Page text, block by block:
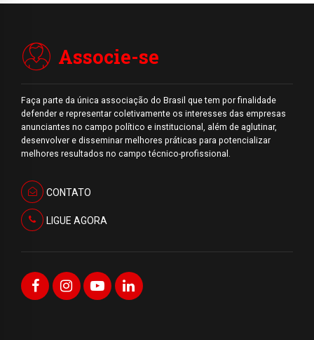
Associe-se
Faça parte da única associação do Brasil que tem por finalidade
defender e representar coletivamente os interesses das empresas
anunciantes no campo político e institucional, além de aglutinar,
desenvolver e disseminar melhores práticas para potencializar
melhores resultados no campo técnico-profissional.
CONTATO
LIGUE AGORA